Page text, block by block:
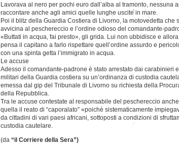
Lavorava al nero per pochi euro dall’alba al tramonto, nessuna
raccontare anche agli amici quelle lunghe uscite in mare.
Poi il blitz della Guardia Costiera di Livorno, la motovedetta che
avvicina al peschereccio e l’ordine odioso del comandante-
«Buttati in acqua, fai presto», gli grida. Lui non ubbidisce e allora
pensa il capitano a farlo rispettare quell’ordine assurdo e
con una spinta getta l’immigrato in acqua.
Le accuse
Adesso il comandante-padrone è stato arrestato dai carabinieri
militari della Guardia costiera su un’ordinanza di custodia
emessa dal gip del Tribunale di Livorno su richiesta della
della Repubblica.
Tra le accuse contestate al responsabile del peschereccio anche
quella il reato di “caporalato” «poichè sistematicamente
da cittadini di vari paesi africani, sottoposti a condizioni di
custodia cautelare.
(da “il Corriere della Sera”)